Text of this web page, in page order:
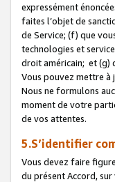
expressément
faites l’objet de
de Service; (f) que
technologies et
droit américain; et (g)
Vous pouvez mettre à
Nous ne formulons
moment de votre
de vos attentes.
5.S’identifier
Vous devez faire
du présent Accord,